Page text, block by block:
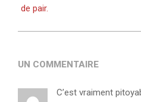
de pair.
UN COMMENTAIRE
C’est vraiment